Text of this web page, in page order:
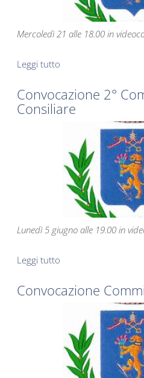
Mercoledì 21 alle 18.00 in
Leggi tutto
Convocazione 2°
Consiliare
Lunedì 5 giugno alle 19.00 in
Leggi tutto
Convocazione